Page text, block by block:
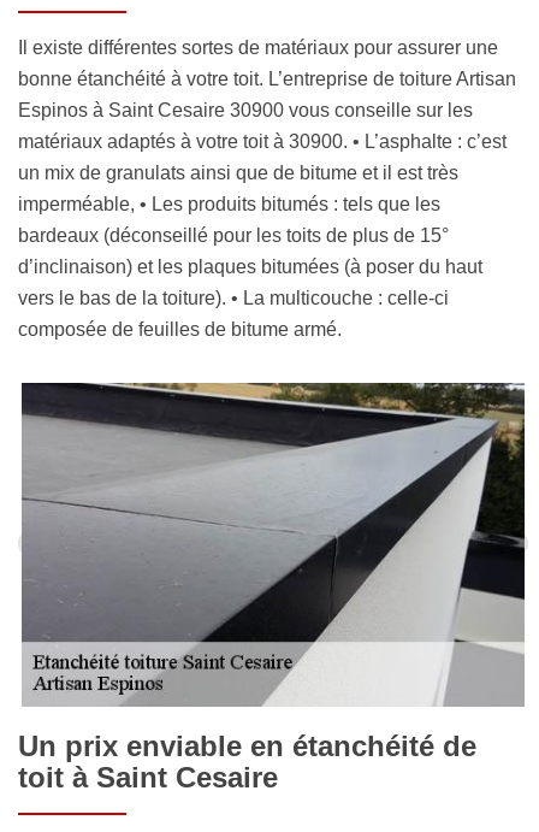
Il existe différentes sortes de matériaux pour assurer une
bonne étanchéité à votre toit. L’entreprise de toiture Artisan
Espinos à Saint Cesaire 30900 vous conseille sur les
matériaux adaptés à votre toit à 30900. • L’asphalte : c’est
un mix de granulats ainsi que de bitume et il est très
imperméable, • Les produits bitumés : tels que les
bardeaux (déconseillé pour les toits de plus de 15°
d’inclinaison) et les plaques bitumées (à poser du haut
vers le bas de la toiture). • La multicouche : celle-ci
composée de feuilles de bitume armé.
Un prix enviable en étanchéité de
toit à Saint Cesaire